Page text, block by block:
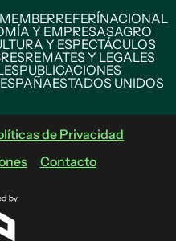
REFERÍNACIONAL
Y EMPRESASAGRO
Y ESPECTÁCULOS
REMATES Y LEGALES
PUBLICACIONES
ESPAÑAESTADOS UNIDOS
de Privacidad
Contacto